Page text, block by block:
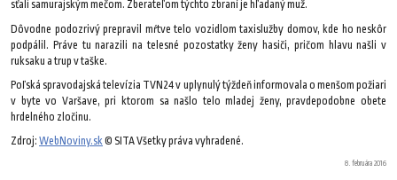
sťali samurajským mečom. Zberateľom týchto zbraní je hľadaný muž.
Dôvodne podozrivý prepravil mŕtve telo vozidlom taxislužby domov, kde ho neskôr
podpálil. Práve tu narazili na telesné pozostatky ženy hasiči, pričom hlavu našli v
ruksaku a trup v taške.
Poľská spravodajská televízia TVN24 v uplynulý týždeň informovala o menšom požiari
v byte vo Varšave, pri ktorom sa našlo telo mladej ženy, pravdepodobne obete
hrdelného zločinu.
Zdroj: WebNoviny.sk© SITA Všetky práva vyhradené.
8. februára 2016